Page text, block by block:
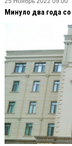
Минуло два года